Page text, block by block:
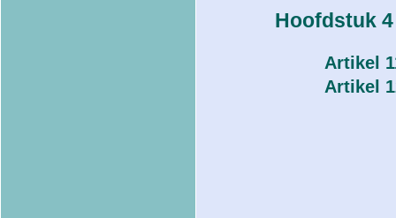
Hoofdstuk
Artikel
Artikel